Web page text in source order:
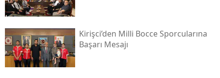
Kirişci’den Milli Bocce Sporcularına
Başarı Mesajı